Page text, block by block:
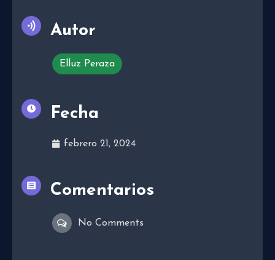
Autor
Elluz Peraza
Fecha
febrero 21, 2024
Comentarios
No Comments